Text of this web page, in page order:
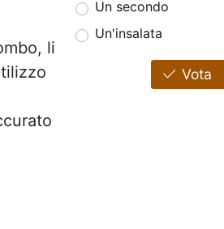
li
Un secondo
Un'insalata
Vota